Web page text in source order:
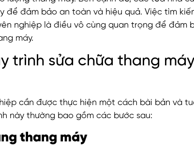
đảm bảo an toàn và hiệu quả. Việc tìm
nghiệp là điều vô cùng quan trọng để đảm
máy.
trình sửa chữa thang
cần được thực hiện một cách bài bản và
này thường bao gồm các bước sau:
thang máy